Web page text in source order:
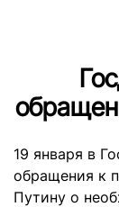
19 января в
обращения к
Путину о